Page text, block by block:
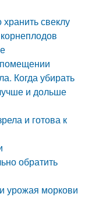
свеклу
Когда убирать
и дольше
и готова к
обратить
урожая моркови